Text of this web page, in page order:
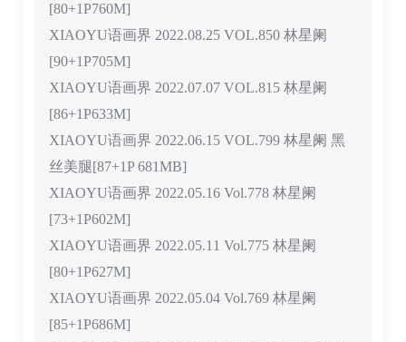
[80+1P760M]
XIAOYU语画界 2022.08.25 VOL.850 林星阑
[90+1P705M]
XIAOYU语画界 2022.07.07 VOL.815 林星阑
[86+1P633M]
XIAOYU语画界 2022.06.15 VOL.799 林星阑 黑
丝美腿[87+1P 681MB]
XIAOYU语画界 2022.05.16 Vol.778 林星阑
[73+1P602M]
XIAOYU语画界 2022.05.11 Vol.775 林星阑
[80+1P627M]
XIAOYU语画界 2022.05.04 Vol.769 林星阑
[85+1P686M]